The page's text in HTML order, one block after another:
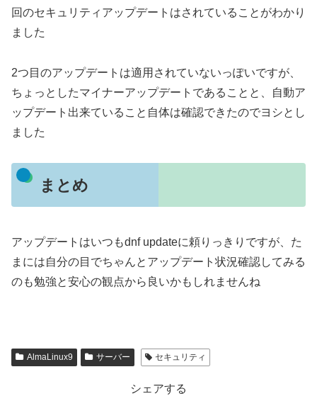
回のセキュリティアップデートはされていることがわかり
ました
2つ目のアップデートは適用されていないっぽいですが、
ちょっとしたマイナーアップデートであることと、自動ア
ップデート出来ていること自体は確認できたのでヨシとし
ました
まとめ
アップデートはいつもdnf updateに頼りっきりですが、た
まには自分の目でちゃんとアップデート状況確認してみる
のも勉強と安心の観点から良いかもしれませんね
AlmaLinux9 サーバー セキュリティ
シェアする